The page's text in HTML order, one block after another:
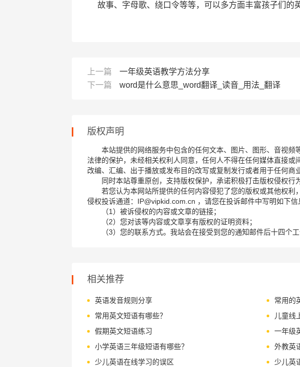
故事、字母歌、绕口令等等，可以多方面丰富孩子们的
上一篇
一年级英语教学方法分享
下一篇
word是什么意思_word翻译_读音_用法_翻译
版权声明
本站提供的网络服务中包含的任何文本、图片、图形、音视频
法律的保护，未经相关权利人同意，任何人不得在任何媒体直接或
改编、汇编、出于播放或发布目的改写或复制发行或者用于任何商
同时本站尊重原创，支持版权保护，承诺积极打击版权侵权行为
若您认为本网站所提供的任何内容侵犯了您的版权或其他权利
侵权投诉通道：IP@vipkid.com.cn ，请您在投诉邮件中写明如下信
（1）被诉侵权的内容或文章的链接；
（2）您对该等内容或文章享有版权的证明资料；
（3）您的联系方式。我站会在接受到您的通知邮件后十四个
相关推荐
英语发音规则分享
常用的
常用英文短语有哪些？
儿童线
假期英文短语练习
一年级
小学英语三年级短语有哪些？
外教英
少儿英语在线学习的误区
少儿英